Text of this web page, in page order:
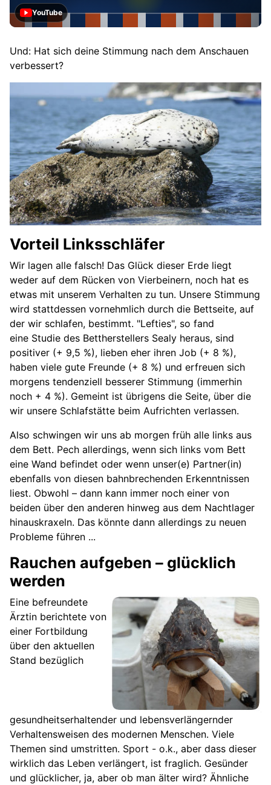
YouTube
Und: Hat sich deine Stimmung nach dem Anschauen
verbessert?
Vorteil Linksschläfer
Wir lagen alle falsch! Das Glück dieser Erde liegt
weder auf dem Rücken von Vierbeinern, noch hat es
etwas mit unserem Verhalten zu tun. Unsere Stimmung
wird stattdessen vornehmlich durch die Bettseite, auf
der wir schlafen, bestimmt. "Lefties", so fand
eine Studie des Bettherstellers Sealy heraus, sind
positiver (+ 9,5 %), lieben eher ihren Job (+ 8 %),
haben viele gute Freunde (+ 8 %) und erfreuen sich
morgens tendenziell besserer Stimmung (immerhin
noch + 4 %). Gemeint ist übrigens die Seite, über die
wir unsere Schlafstätte beim Aufrichten verlassen.
Also schwingen wir uns ab morgen früh alle links aus
dem Bett. Pech allerdings, wenn sich links vom Bett
eine Wand befindet oder wenn unser(e) Partner(in)
ebenfalls von diesen bahnbrechenden Erkenntnissen
liest. Obwohl – dann kann immer noch einer von
beiden über den anderen hinweg aus dem Nachtlager
hinauskraxeln. Das könnte dann allerdings zu neuen
Probleme führen ...
Rauchen aufgeben – glücklich
werden
Eine befreundete
Ärztin berichtete von
einer Fortbildung
über den aktuellen
Stand bezüglich
gesundheitserhaltender und lebensverlängernder
Verhaltensweisen des modernen Menschen. Viele
Themen sind umstritten. Sport - o.k., aber dass dieser
wirklich das Leben verlängert, ist fraglich. Gesünder
und glücklicher, ja, aber ob man älter wird? Ähnliche